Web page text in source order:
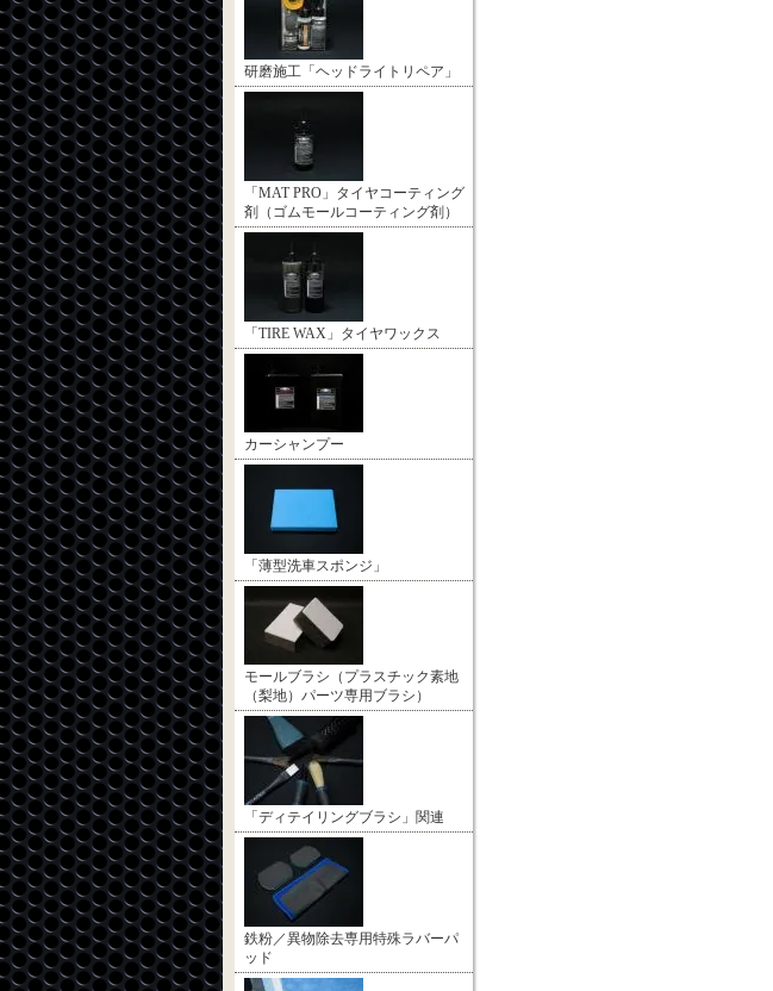
研磨施工「ヘッドライトリペア」
「MAT PRO」タイヤコーティング
剤（ゴムモールコーティング剤）
「TIRE WAX」タイヤワックス
カーシャンプー
「薄型洗車スポンジ」
モールブラシ（プラスチック素地
（梨地）パーツ専用ブラシ）
「ディテイリングブラシ」関連
鉄粉／異物除去専用特殊ラバーパ
ッド